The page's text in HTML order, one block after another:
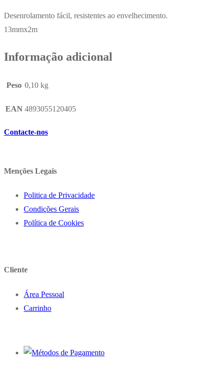
Desenrolamento fácil, resistentes ao envelhecimento.
13mmx2m
Informação adicional
Peso 0,10 kg
EAN 4893055120405
Contacte-nos
Menções Legais
Politica de Privacidade
Condições Gerais
Política de Cookies
Cliente
Área Pessoal
Carrinho